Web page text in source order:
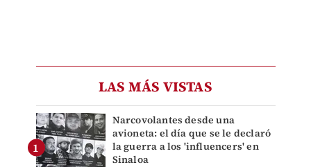
LAS MÁS VISTAS
Narcovolantes desde una
avioneta: el día que se le declaró
la guerra a los 'influencers' en
Sinaloa